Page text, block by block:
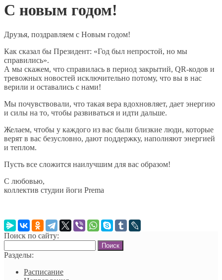
С новым годом!
Друзья, поздравляем с Новым годом!
Как сказал бы Президент: «Год был непростой, но мы
справились».
А мы скажем, что справилась в период закрытий, QR-кодов и
тревожных новостей исключительно потому, что вы в нас
верили и оставались с нами!
Мы почувствовали, что такая вера вдохновляет, дает энергию
и силы на то, чтобы развиваться и идти дальше.
Желаем, чтобы у каждого из вас были близкие люди, которые
верят в вас безусловно, дают поддержку, наполняют энергией
и теплом.
Пусть все сложится наилучшим для вас образом!
С любовью,
коллектив студии йоги Prema
Поиск по сайту:
Разделы:
Расписание